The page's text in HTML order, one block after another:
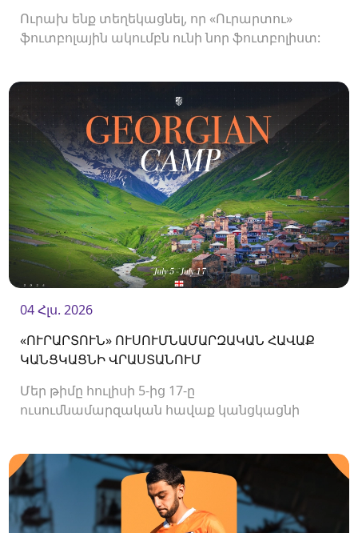
Ուրախ ենք տեղեկացնել, որ «Ուրարտու»
ֆուտբոլային ակումբն ունի նոր ֆուտբոլիստ:
04 Հլս. 2026
«ՈՒՐԱՐՏՈՒՆ» ՈՒՍՈՒՄՆԱՄԱՐԶԱԿԱՆ ՀԱՎԱՔ
ԿԱՆՑԿԱՑՆԻ ՎՐԱՍՏԱՆՈՒՄ
Մեր թիմը հուլիսի 5-ից 17-ը
ուսումնամարզական հավաք կանցկացնի